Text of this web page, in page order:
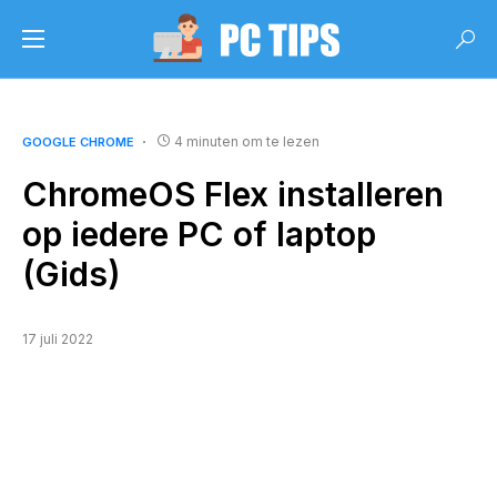
GOOGLE CHROME 4 minuten om te lezen
ChromeOS Flex installeren
op iedere PC of laptop
(Gids)
17 juli 2022